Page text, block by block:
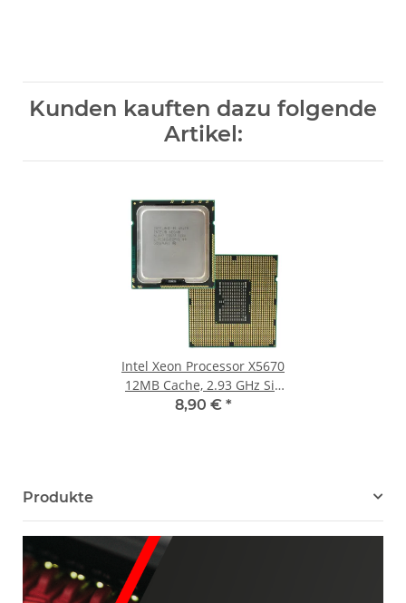
Kunden kauften dazu folgende
Artikel:
Intel Xeon Processor X5670
12MB Cache, 2.93 GHz Six
Core FC LGA 1366 P/N
8,90 € *
Produkte